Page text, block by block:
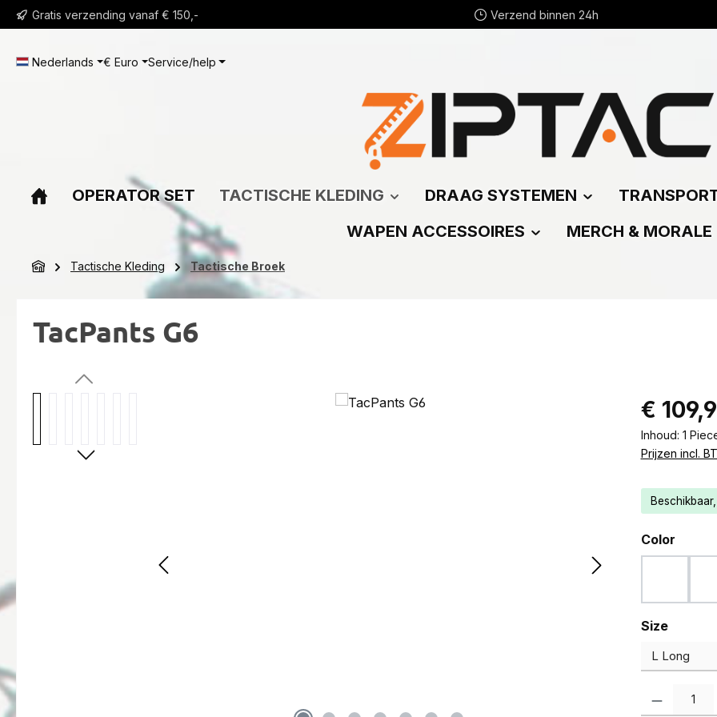
naar de hoofdinhoud
Ga naar de zoekopdracht
Ga naar de hoofdnavigatie
Gratis verzending vanaf € 150,- Verzend binnen 24h
Nederlands € Euro Service/help
OPERATOR SET TACTISCHE KLEDING DRAAG SYSTEMEN
WAPEN ACCESSOIRES
MERCH & MORALE
Tactische Kleding Tactische Broek
TacPants G6
Normale
€
Inhoud: 1
Prijzen incl.
Selecteer
Color
Selecteer
Size